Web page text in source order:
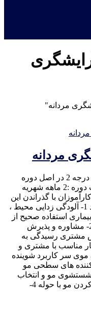
مردانه"
مدرک پایه 2 آموزشگاه آرایشگری مردانه درجه 2 در اصل دوره
کلیدی و پایه آرایشگری مردانه است مدت دوره :2 ماهه شهریه
با گذراندن این
دوره می توانند موارد زیر را آموزش ببینند 1- آلودگی زدایی محیط ،
استفاده صحیح از
دستگاه استریل و مواد ضد عفونی کننده 2- مشاوره و پذیرش
مشتری رسیدگی به
مناسب با مشتری و
موی سر کاربرد شوینده
کننده های سطحی مو
مو و انتخاب
شوینده مناسب تنظیم درجه آب و خشک کردن مو با حوله 4-